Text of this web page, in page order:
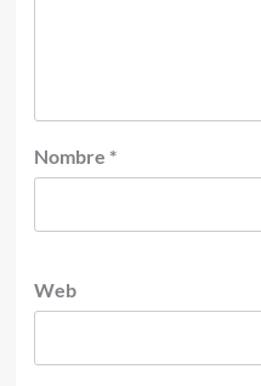
Nombre *
Web